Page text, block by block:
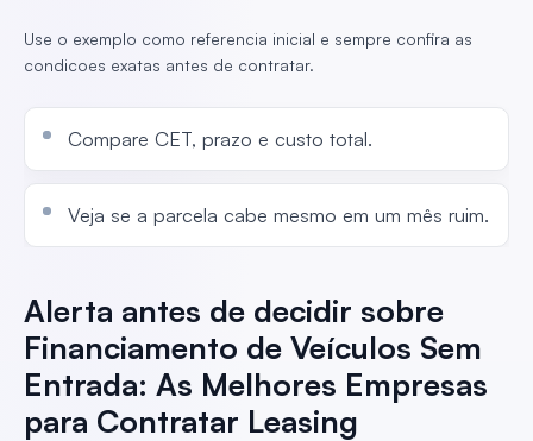
Use o exemplo como referencia inicial e sempre confira as
condicoes exatas antes de contratar.
Compare CET, prazo e custo total.
Veja se a parcela cabe mesmo em um mês ruim.
Alerta antes de decidir sobre
Financiamento de Veículos Sem
Entrada: As Melhores Empresas
para Contratar Leasing